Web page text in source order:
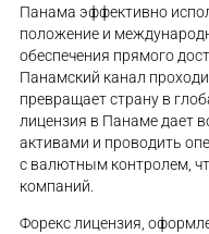
Панама эффективно
положение и
обеспечения прямого
Панамский канал
превращает страну в
лицензия в Панаме дает
активами и проводить
с валютным контролем,
компаний.
Форекс лицензия,